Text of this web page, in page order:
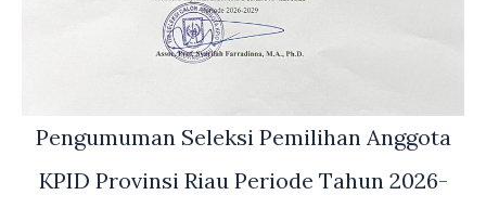
Pengumuman Seleksi Pemilihan Anggota
KPID Provinsi Riau Periode Tahun 2026-